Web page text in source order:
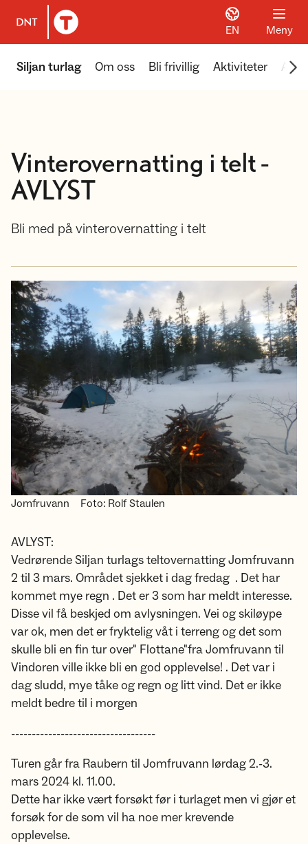
Til DNT.no forside
EN Meny
Siljan turlag Om oss Bli frivillig Aktiviteter
Vinterovernatting i telt -
AVLYST
Bli med på vinterovernatting i telt
Jomfruvann Foto: Rolf Staulen
AVLYST:
Vedrørende Siljan turlags teltovernatting Jomfruvann
2 til 3 mars. Området sjekket i dag fredag . Det har
kommet mye regn . Det er 3 som har meldt interesse.
Disse vil få beskjed om avlysningen. Vei og skiløype
var ok, men det er fryktelig våt i terreng og det som
skulle bli en fin tur over" Flottane"fra Jomfruvann til
Vindoren ville ikke bli en god opplevelse! . Det var i
dag sludd, mye tåke og regn og litt vind. Det er ikke
meldt bedre til i morgen
-----------------------------------
Turen går fra Raubern til Jomfruvann lørdag 2.-3.
mars 2024 kl. 11.00.
Dette har ikke vært forsøkt før i turlaget men vi gjør et
forsøk for de som vil ha noe mer krevende
opplevelse.